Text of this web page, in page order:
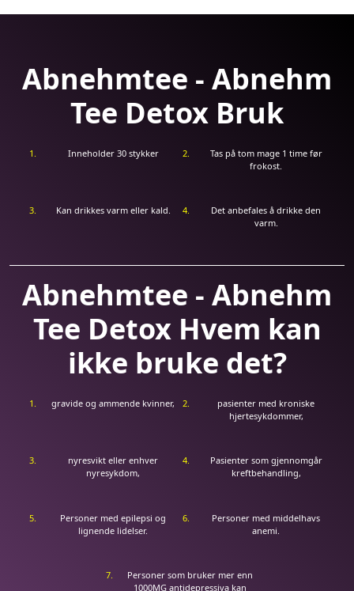
Abnehmtee - Abnehm
Tee Detox Bruk
Inneholder 30 stykker
Tas på tom mage 1 time før
frokost.
Kan drikkes varm eller kald.
Det anbefales å drikke den
varm.
Abnehmtee - Abnehm
Tee Detox Hvem kan
ikke bruke det?
gravide og ammende kvinner,
pasienter med kroniske
hjertesykdommer,
nyresvikt eller enhver
nyresykdom,
Pasienter som gjennomgår
kreftbehandling,
Personer med epilepsi og
lignende lidelser.
Personer med middelhavs
anemi.
Personer som bruker mer enn
1000MG antidepressiva kan